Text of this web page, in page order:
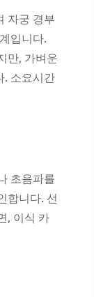
자궁 경부
입니다.
만, 가벼운
. 소요시간
초음파를
합니다. 선
, 이식 카